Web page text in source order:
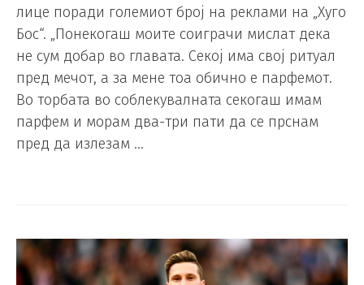
лице поради големиот број на реклами на „Хуго
Бос“. „Понекогаш моите соиграчи мислат дека
не сум добар во главата. Секој има свој ритуал
пред мечот, а за мене тоа обично е парфемот.
Во торбата во соблекувалната секогаш имам
парфем и морам два-три пати да се прснам
пред да излезам …